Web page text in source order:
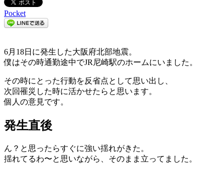
Pocket
6月18日に発生した大阪府北部地震。
僕はその時通勤途中でJR尼崎駅のホームにいました。
その時にとった行動を反省点として思い出し、
次回罹災した時に活かせたらと思います。
個人の意見です。
発生直後
ん？と思ったらすぐに強い揺れがきた。
揺れてるわ〜と思いながら、そのまま立ってました。